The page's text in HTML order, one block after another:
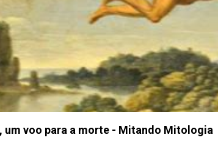
um voo para a morte - Mitando Mitologia